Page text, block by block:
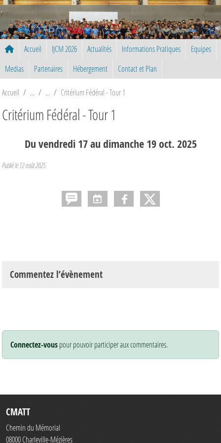
Accueil IJCM 2026 Actualités Informations Pratiques
Equipes
Medias
Partenaires Hébergement Contact et Plan
Accueil Critérium Fédéral - Tour 1
Critérium Fédéral - Tour 1
Duvendredi17audimanche19oct.2025
Publié le 12 août 2025
Commentez l’évènement
Connectez-vouspour pouvoir participer aux commentaires.
CMATT
Chemin du Mémorial
08000Charleville-Mézières
Panneau de gestion des cookies